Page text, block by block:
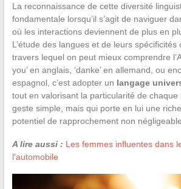
La reconnaissance de cette diversité
fondamentale lorsqu’il s’agit de naviguer
où les interactions deviennent de plus en
L’étude des langues et de leurs spécificités
travers lequel on peut mieux comprendre
you’ en anglais, ‘danke’ en allemand, ou
espagnol, c’est adopter un langage
tout en valorisant la particularité de chaque
geste simple, mais qui porte en lui une
potentiel de rapprochement non négligeable.
A lire aussi : Les femmes influentes dans
l'automobile